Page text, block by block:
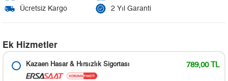
Ücretsiz Kargo
2 Yıl Garanti
Ek Hizmetler
Kazaen Hasar & Hırsızlık Sigortası 789,00 TL